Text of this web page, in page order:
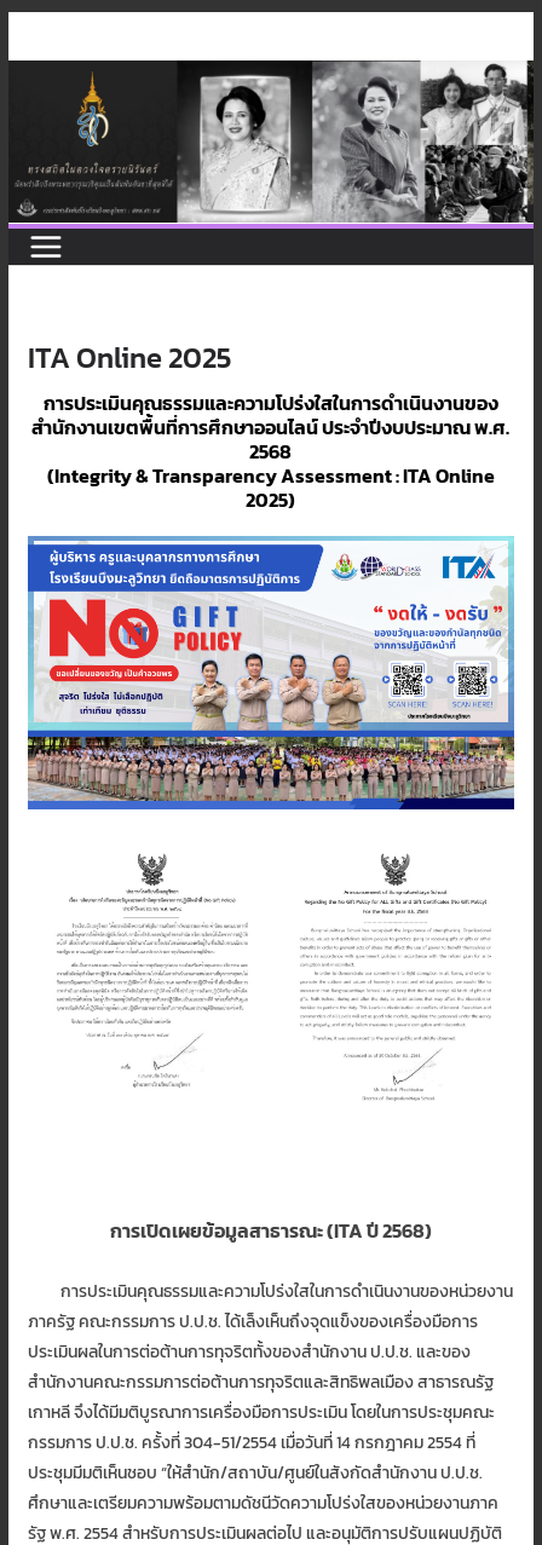
to
ITA Online 2025
การประเมินคุณธรรมและความโปร่งใสในการดำเนินงานของ
สำนักงานเขตพื้นที่การศึกษาออนไลน์ประจำปีงบประมาณ พ.ศ.
2568
(Integrity & Transparency Assessment : ITA Online
2025)
การเปิดเผยข้อมูลสาธารณะ (ITA ปี 2568)
การประเมินคุณธรรมและความโปร่งใสในการดำเนินงานของหน่วยงาน
ภาครัฐ คณะกรรมการ ป.ป.ช. ได้เล็งเห็นถึงจุดแข็งของเครื่องมือการ
ประเมินผลในการต่อต้านการทุจริตทั้งของสำนักงาน ป.ป.ช. และของ
สำนักงานคณะกรรมการต่อต้านการทุจริตและสิทธิพลเมือง สาธารณรัฐ
เกาหลี จึงได้มีมติบูรณาการเครื่องมือการประเมิน โดยในการประชุมคณะ
กรรมการ ป.ป.ช. ครั้งที่ 304-51/2554 เมื่อวันที่ 14 กรกฎาคม 2554 ที่
ประชุมมีมติเห็นชอบ “ให้สำนัก/สถาบัน/ศูนย์ในสังกัดสำนักงาน ป.ป.ช.
ศึกษาและเตรียมความพร้อมตามดัชนีวัดความโปร่งใสของหน่วยงานภาค
รัฐ พ.ศ. 2554 สำหรับการประเมินผลต่อไป และอนุมัติการปรับแผนปฏิบัติ